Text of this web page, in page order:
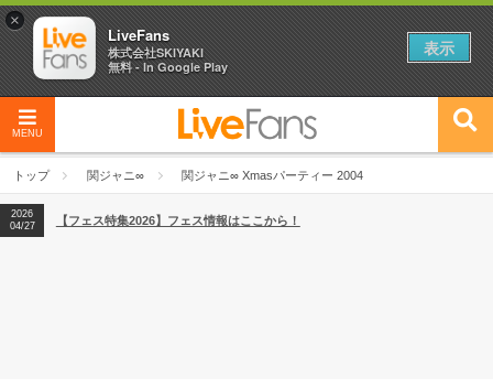
MENU
トップ 関ジャニ∞ 関ジャニ∞ Xmasパーティー 2004
2026
04/27
2026
【ライブ動員ランキング】2026年上半期編発表！
2026
04/27
【フェス特集2026】フェス情報はここから！
×
LiveFans
株式会社SKIYAKI
無料 - In Google Play
表示